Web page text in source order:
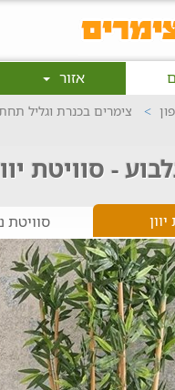
אזור
צימרים בכנרת וגליל
- סוויטת
סוויטת